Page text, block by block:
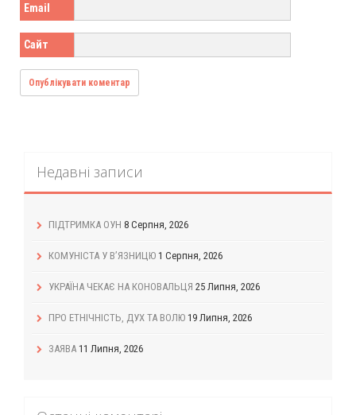
Email
Сайт
Недавні записи
ПІДТРИМКА ОУН 8 Серпня, 2026
КОМУНІСТА У В’ЯЗНИЦЮ 1 Серпня, 2026
УКРАЇНА ЧЕКАЄ НА КОНОВАЛЬЦЯ 25 Липня, 2026
ПРО ЕТНІЧНІСТЬ, ДУХ ТА ВОЛЮ 19 Липня, 2026
ЗАЯВА 11 Липня, 2026